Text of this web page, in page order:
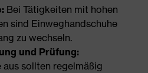
Bei Tätigkeiten mit hohen
sind Einweghandschuhe
zu wechseln.
und Prüfung:
sollten regelmäßig